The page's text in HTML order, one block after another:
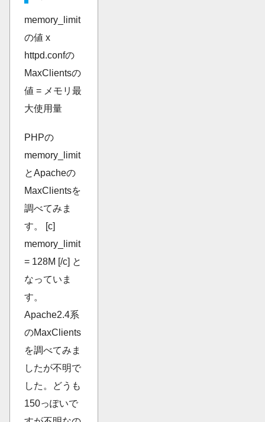
memory_limit
の値 x
httpd.confの
MaxClientsの
値 = メモリ最
大使用量
PHPの
memory_limit
とApacheの
MaxClientsを
調べてみま
す。 [c]
memory_limit
= 128M [/c] と
なっていま
す。
Apache2.4系
のMaxClients
を調べてみま
したが不明で
した。どうも
150っぽいで